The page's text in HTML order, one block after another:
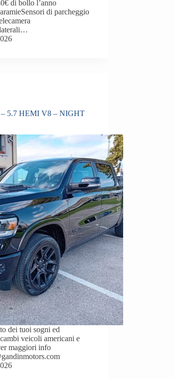
di bollo l’anno
di parcheggio
laterali…
5.7 HEMI V8 – NIGHT
dei tuoi sogni ed
veicoli americani e
maggiori info